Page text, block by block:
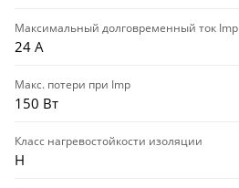
Максимальный долговременный ток Imp
24 А
Макс. потери при Imp
150 Вт
Класс нагревостойкости изоляции
Н